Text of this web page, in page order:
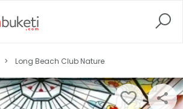
> Long Beach Club Nature